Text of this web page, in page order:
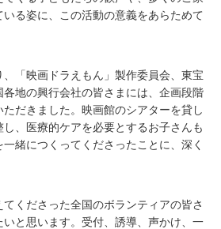
る姿に、この活動の意義をあらためて
「映画ドラえもん」製作委員会、東宝
地の興行会社の皆さまには、企画段階
だきました。映画館のシアターを貸し
、医療的ケアを必要とするお子さんも
緒につくってくださったことに、深く
くださった全国のボランティアの皆さ
いと思います。受付、誘導、声かけ、一